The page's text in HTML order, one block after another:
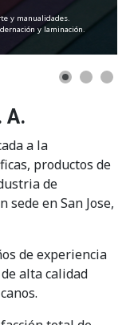
y manualidades.
y laminación.
A.
a la
productos de
de
en San Jose,
de experiencia
alta calidad